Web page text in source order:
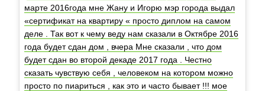
марте 2016года мне Жану и Игорю мэр города выдал
«сертификат на квартиру « просто диплом на самом
деле . Так вот к чему веду нам сказали в Октябре 2016
года будет сдан дом , вчера Мне сказали , что дом
будет сдан во второй декаде 2017 года . Честно
сказать чувствую себя , человеком на котором можно
просто по пиариться , как это и часто бывает !!! мое